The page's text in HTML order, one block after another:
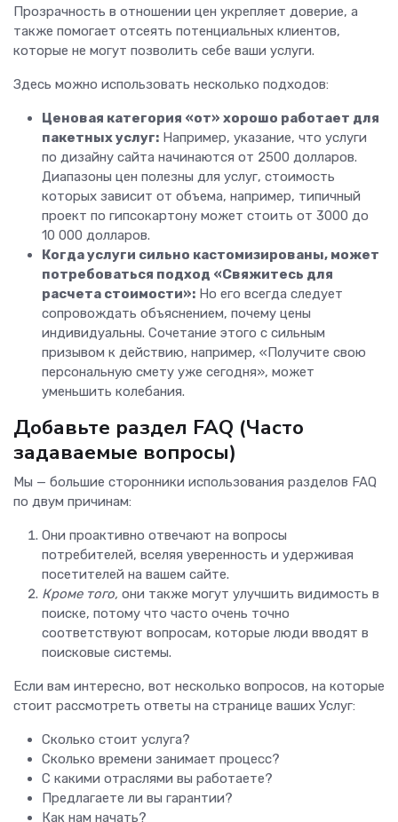
Прозрачность в отношении цен укрепляет доверие, а
также помогает отсеять потенциальных клиентов,
которые не могут позволить себе ваши услуги.
Здесь можно использовать несколько подходов:
Ценовая категория «от» хорошо работает для
пакетных услуг: Например, указание, что услуги
по дизайну сайта начинаются от 2500 долларов.
Диапазоны цен полезны для услуг, стоимость
которых зависит от объема, например, типичный
проект по гипсокартону может стоить от 3000 до
10 000 долларов.
Когда услуги сильно кастомизированы, может
потребоваться подход «Свяжитесь для
расчета стоимости»: Но его всегда следует
сопровождать объяснением, почему цены
индивидуальны. Сочетание этого с сильным
призывом к действию, например, «Получите свою
персональную смету уже сегодня», может
уменьшить колебания.
Добавьте раздел FAQ (Часто
задаваемые вопросы)
Мы — большие сторонники использования разделов FAQ
по двум причинам:
Они проактивно отвечают на вопросы
потребителей, вселяя уверенность и удерживая
посетителей на вашем сайте.
Кроме того, они также могут улучшить видимость в
поиске, потому что часто очень точно
соответствуют вопросам, которые люди вводят в
поисковые системы.
Если вам интересно, вот несколько вопросов, на которые
стоит рассмотреть ответы на странице ваших Услуг:
Сколько стоит услуга?
Сколько времени занимает процесс?
С какими отраслями вы работаете?
Предлагаете ли вы гарантии?
Как нам начать?